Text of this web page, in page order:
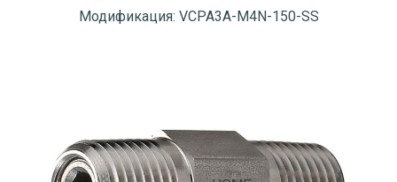
Модификация: VCPA3A-M4N-150-SS